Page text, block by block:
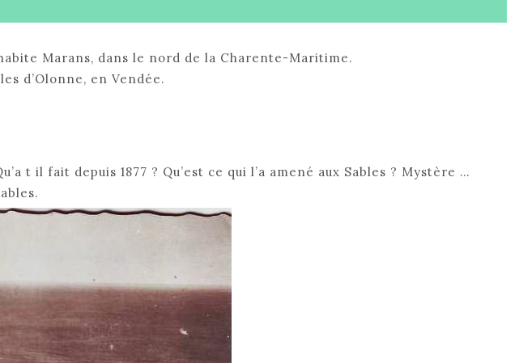
Marans, dans le nord de la Charente-Maritime.
d’Olonne, en Vendée.
t il fait depuis 1877 ? Qu’est ce qui l’a amené aux Sables ? Mystère …